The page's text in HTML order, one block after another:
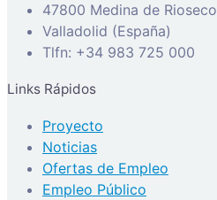
47800 Medina de Rioseco
Valladolid (España)
Tlfn: +34 983 725 000
Links Rápidos
Proyecto
Noticias
Ofertas de Empleo
Empleo Público